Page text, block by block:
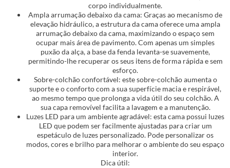
corpo individualmente.
Ampla arrumação debaixo da cama: Graças ao mecanismo de
elevação hidráulico, a estrutura da cama oferece uma ampla
arrumação debaixo da cama, maximizando o espaço sem
ocupar mais área de pavimento. Com apenas um simples
puxão da alça, a base da fenda levanta-se suavemente,
permitindo-lhe recuperar os seus itens de forma rápida e sem
esforço.
Sobre-colchão confortável: este sobre-colchão aumenta o
suporte e o conforto com a sua superfície macia e respirável,
ao mesmo tempo que prolonga a vida útil do seu colchão. A
sua capa removível facilita a lavagem e a manutenção.
Luzes LED para um ambiente agradável: esta cama possui luzes
LED que podem ser facilmente ajustadas para criar um
espetáculo de luzes personalizado. Pode personalizar os
modos, cores e brilho para melhorar o ambiente do seu espaço
interior.
Dica útil: